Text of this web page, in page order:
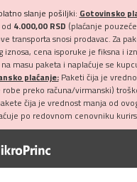
slanje pošiljki: Gotovinsko
4.000,00 RSD (plaćanje
transporta snosi prodavac. Za
iznosa, cena isporuke je fiksna i
masu paketa i naplaćuje se
plaćanje:Paketi čija je
robe preko računa/virmanski)
čija je vrednost manja od
po redovnom cenovniku